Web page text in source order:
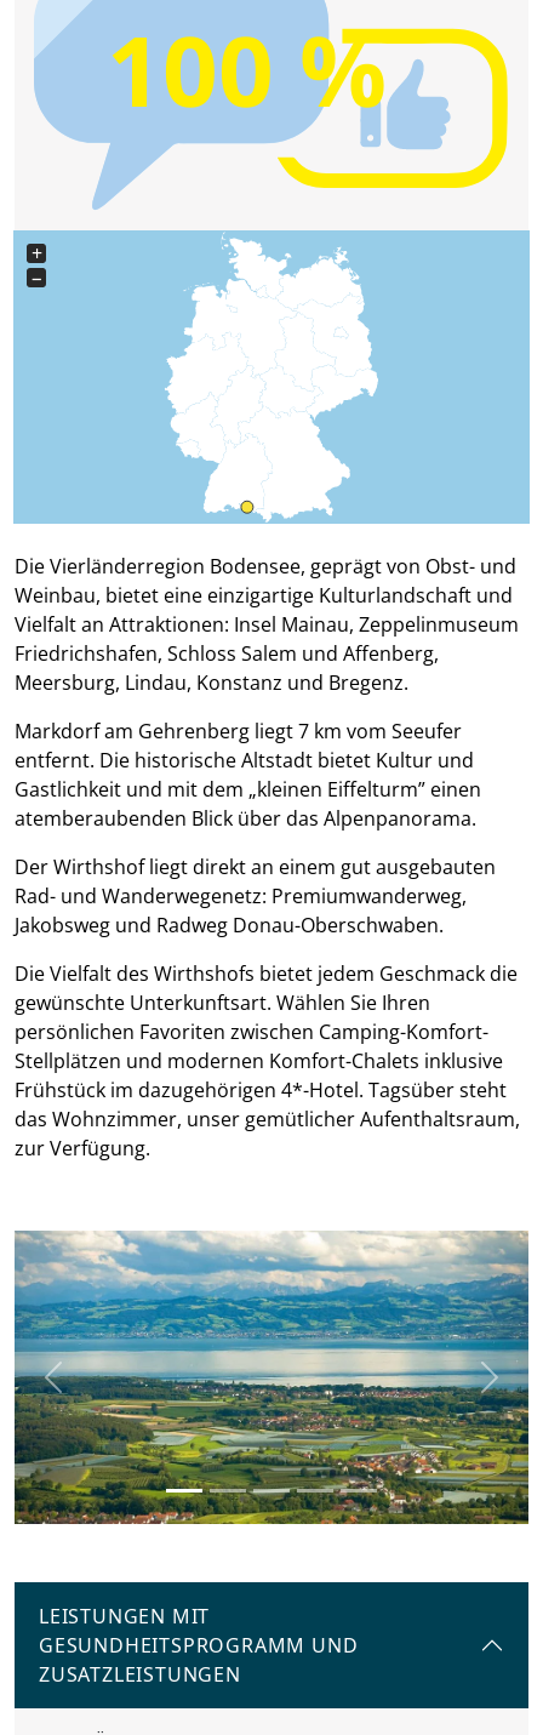
100 %
+
−
Die Vierländerregion Bodensee, geprägt von Obst- und
Weinbau, bietet eine einzigartige Kulturlandschaft und
Vielfalt an Attraktionen: Insel Mainau, Zeppelinmuseum
Friedrichshafen, Schloss Salem und Affenberg,
Meersburg, Lindau, Konstanz und Bregenz.
Markdorf am Gehrenberg liegt 7 km vom Seeufer
entfernt. Die historische Altstadt bietet Kultur und
Gastlichkeit und mit dem „kleinen Eiffelturm” einen
atemberaubenden Blick über das Alpenpanorama.
Der Wirthshof liegt direkt an einem gut ausgebauten
Rad- und Wanderwegenetz: Premiumwanderweg,
Jakobsweg und Radweg Donau-Oberschwaben.
Die Vielfalt des Wirthshofs bietet jedem Geschmack die
gewünschte Unterkunftsart. Wählen Sie Ihren
persönlichen Favoriten zwischen Camping-Komfort-
Stellplätzen und modernen Komfort-Chalets inklusive
Frühstück im dazugehörigen 4*-Hotel. Tagsüber steht
das Wohnzimmer, unser gemütlicher Aufenthaltsraum,
zur Verfügung.
Previous Next
LEISTUNGEN MIT
GESUNDHEITSPROGRAMM UND
ZUSATZLEISTUNGEN